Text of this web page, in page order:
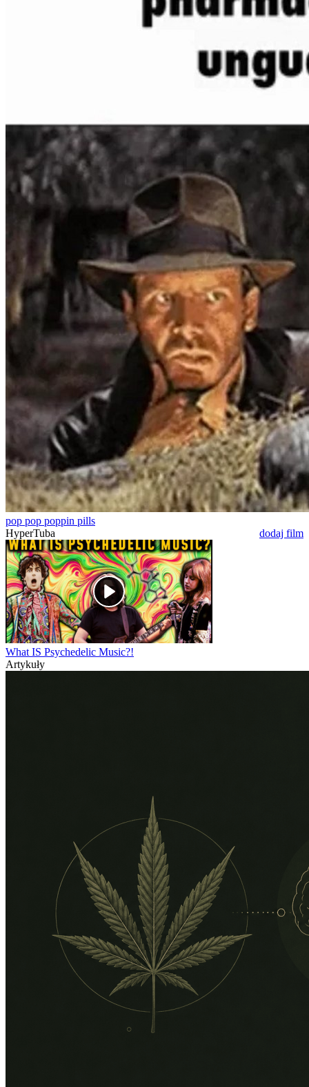
pop pop poppin pills
HyperTuba
dodaj film
What IS Psychedelic Music?!
Artykuły